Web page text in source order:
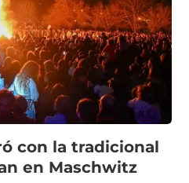
con la tradicional
en Maschwitz